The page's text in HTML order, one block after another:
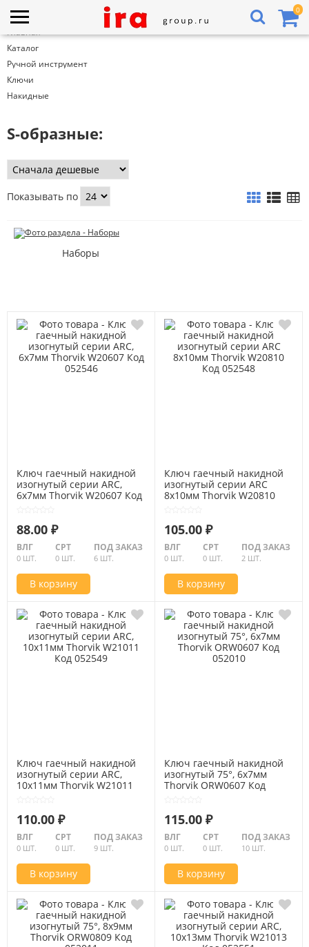
0
Главная
Каталог
Ручной инструмент
Ключи
Накидные
S-образные:
Показывать по
Наборы
Ключ гаечный накидной
изогнутый серии ARC,
6x7мм Thorvik W20607 Код
88.00 ₽
ВЛГ
0 ШТ.
СРТ
0 ШТ.
ПОД ЗАКАЗ
6 ШТ.
В корзину
Ключ гаечный накидной
изогнутый серии ARC
8х10мм Thorvik W20810
105.00 ₽
ВЛГ
0 ШТ.
СРТ
0 ШТ.
ПОД ЗАКАЗ
2 ШТ.
В корзину
Ключ гаечный накидной
изогнутый серии ARC,
10х11мм Thorvik W21011
110.00 ₽
ВЛГ
0 ШТ.
СРТ
0 ШТ.
ПОД ЗАКАЗ
9 ШТ.
В корзину
Ключ гаечный накидной
изогнутый 75°, 6x7мм
Thorvik ORW0607 Код
115.00 ₽
ВЛГ
0 ШТ.
СРТ
0 ШТ.
ПОД ЗАКАЗ
10 ШТ.
В корзину